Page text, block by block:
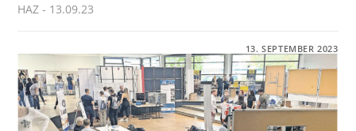
HAZ - 13.09.23
STARTKLAR?
STARTKLAR!
–
HAZ
BERICHTET
ÜBER
DIE
13. SEPTEMBER 2023